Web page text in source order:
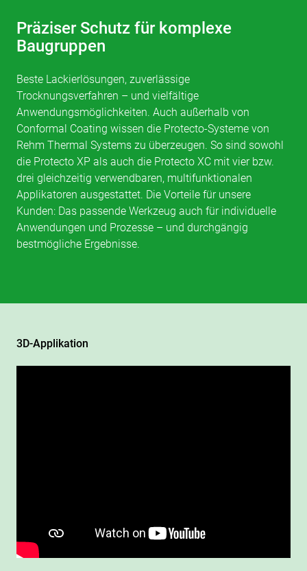
Präziser Schutz für komplexe
Baugruppen
Beste Lackierlösungen, zuverlässige
Trocknungsverfahren – und vielfältige
Anwendungsmöglichkeiten. Auch außerhalb von
Conformal Coating wissen die Protecto-Systeme von
Rehm Thermal Systems zu überzeugen. So sind sowohl
die Protecto XP als auch die Protecto XC mit vier bzw.
drei gleichzeitig verwendbaren, multifunktionalen
Applikatoren ausgestattet. Die Vorteile für unsere
Kunden: Das passende Werkzeug auch für individuelle
Anwendungen und Prozesse – und durchgängig
bestmögliche Ergebnisse.
3D-Applikation